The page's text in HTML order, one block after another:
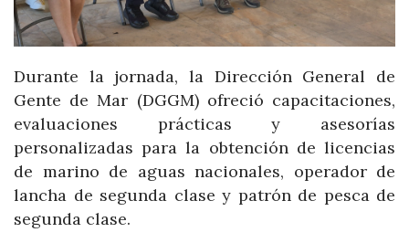
Durante la jornada, la Dirección General de
Gente de Mar (DGGM) ofreció capacitaciones,
evaluaciones prácticas y asesorías
personalizadas para la obtención de licencias
de marino de aguas nacionales, operador de
lancha de segunda clase y patrón de pesca de
segunda clase.